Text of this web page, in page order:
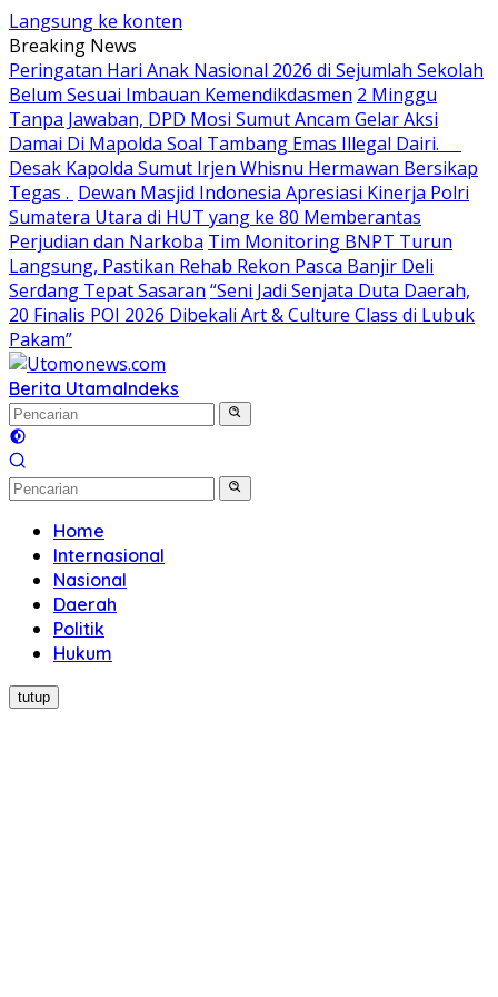
Langsung ke konten
Breaking News
Peringatan Hari Anak Nasional 2026 di Sejumlah Sekolah
Belum Sesuai Imbauan Kemendikdasmen 2 Minggu
Tanpa Jawaban, DPD Mosi Sumut Ancam Gelar Aksi
Damai Di Mapolda Soal Tambang Emas Illegal Dairi.
Desak Kapolda Sumut Irjen Whisnu Hermawan Bersikap
Tegas . Dewan Masjid Indonesia Apresiasi Kinerja Polri
Sumatera Utara di HUT yang ke 80 Memberantas
Perjudian dan Narkoba Tim Monitoring BNPT Turun
Langsung, Pastikan Rehab Rekon Pasca Banjir Deli
Serdang Tepat Sasaran “Seni Jadi Senjata Duta Daerah,
20 Finalis POI 2026 Dibekali Art & Culture Class di Lubuk
Pakam”
Berita UtamaIndeks
Home
Internasional
Nasional
Daerah
Politik
Hukum
tutup